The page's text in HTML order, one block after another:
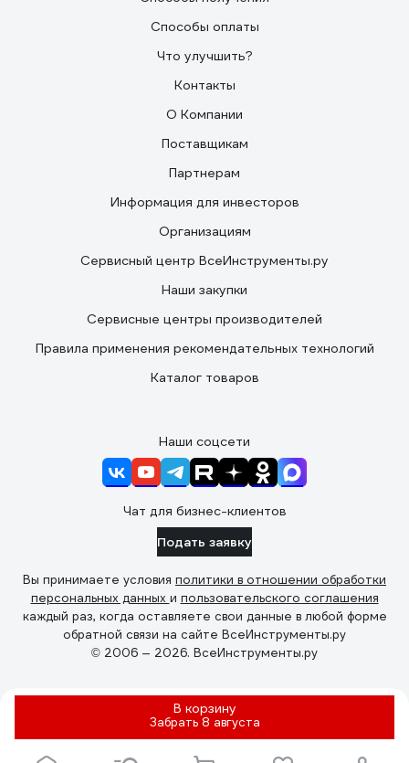
В корзину
Забрать 8 августа
Способы оплаты
Что улучшить?
Контакты
О Компании
Поставщикам
Партнерам
Информация для инвесторов
Организациям
Сервисный центр ВсеИнструменты.ру
Наши закупки
Сервисные центры производителей
Правила применения рекомендательных технологий
Каталог товаров
Наши соцсети
Чат для бизнес-клиентов
Подать заявку
Вы принимаете условия политики в отношении обработки
персональных данных и пользовательского соглашения
каждый раз, когда оставляете свои данные в любой форме
обратной связи на сайте ВсеИнструменты.ру
© 2006 — 2026. ВсеИнструменты.ру